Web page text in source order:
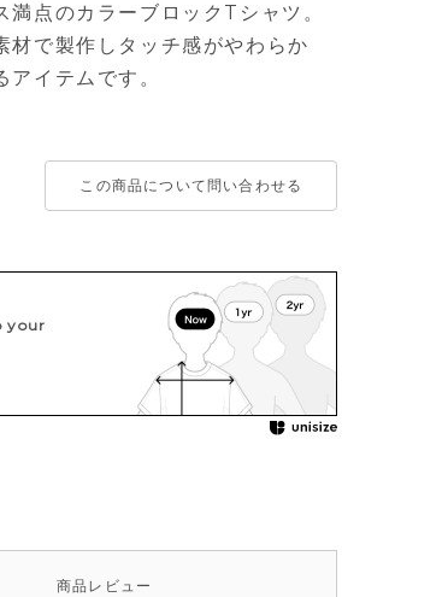
点のカラーブロックTシャツ。
材で製作しタッチ感がやわらか
イテムです。
この商品について問い合わせる
your
商品 レビュー